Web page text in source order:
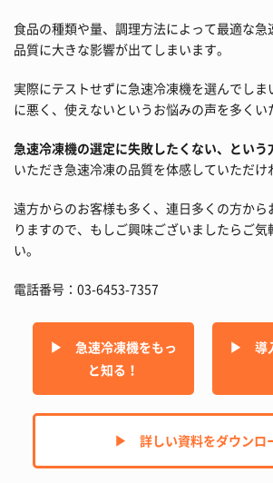
食品の種類や量、調理方法によって最適な急
品質に大きな影響が出てしまいます。
実際にテストせずに急速冷凍機を選んでしま
に悪く、使えないというお悩みの声を多くい
急速冷凍機の選定に失敗したくない、という
いただき急速冷凍の品質を体感していただけ
遠方からのお客様も多く、連日多くの方から
りますので、もしご興味ございましたらご気
い。
電話番号：03-6453-7357
▶︎ 急速冷凍機をもっ
と知る！
▶︎ 導
▶︎ 詳しい資料をダウンロ